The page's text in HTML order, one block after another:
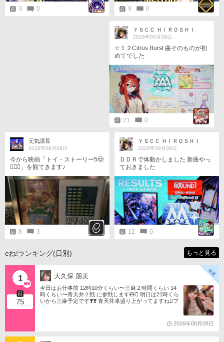
3 0 9 0
ＹＳＣＣ ＨＩＲＯＳＨＩ
2026年08月09日
☆１２Citrus Burst 曲そのものが初
めてでした
21 0
ＹＳＣＣ ＨＩＲＯＳＨＩ
2026年08月09日
ＤＤＲで体動かしました 新曲やっ
ておきました
12 0
元気課長
2026年08月09日
今から映画「トイ・ストーリー5🤠
󾆝‍󾟭󾔥」を観てきます♪
8 3
eね!ランキング(日別) もっと見る
1
75
大久保 朋美
今日はお仕事前 12時10分くらい〜三麻２時間くらい 14
時くらい〜青天井２戦 に参戦します🧸󾬏 明日は21時くら
いから三麻予定です❣️❣️ 青天井卓盛り上がってますね󾬌️プ
2026年08月08日